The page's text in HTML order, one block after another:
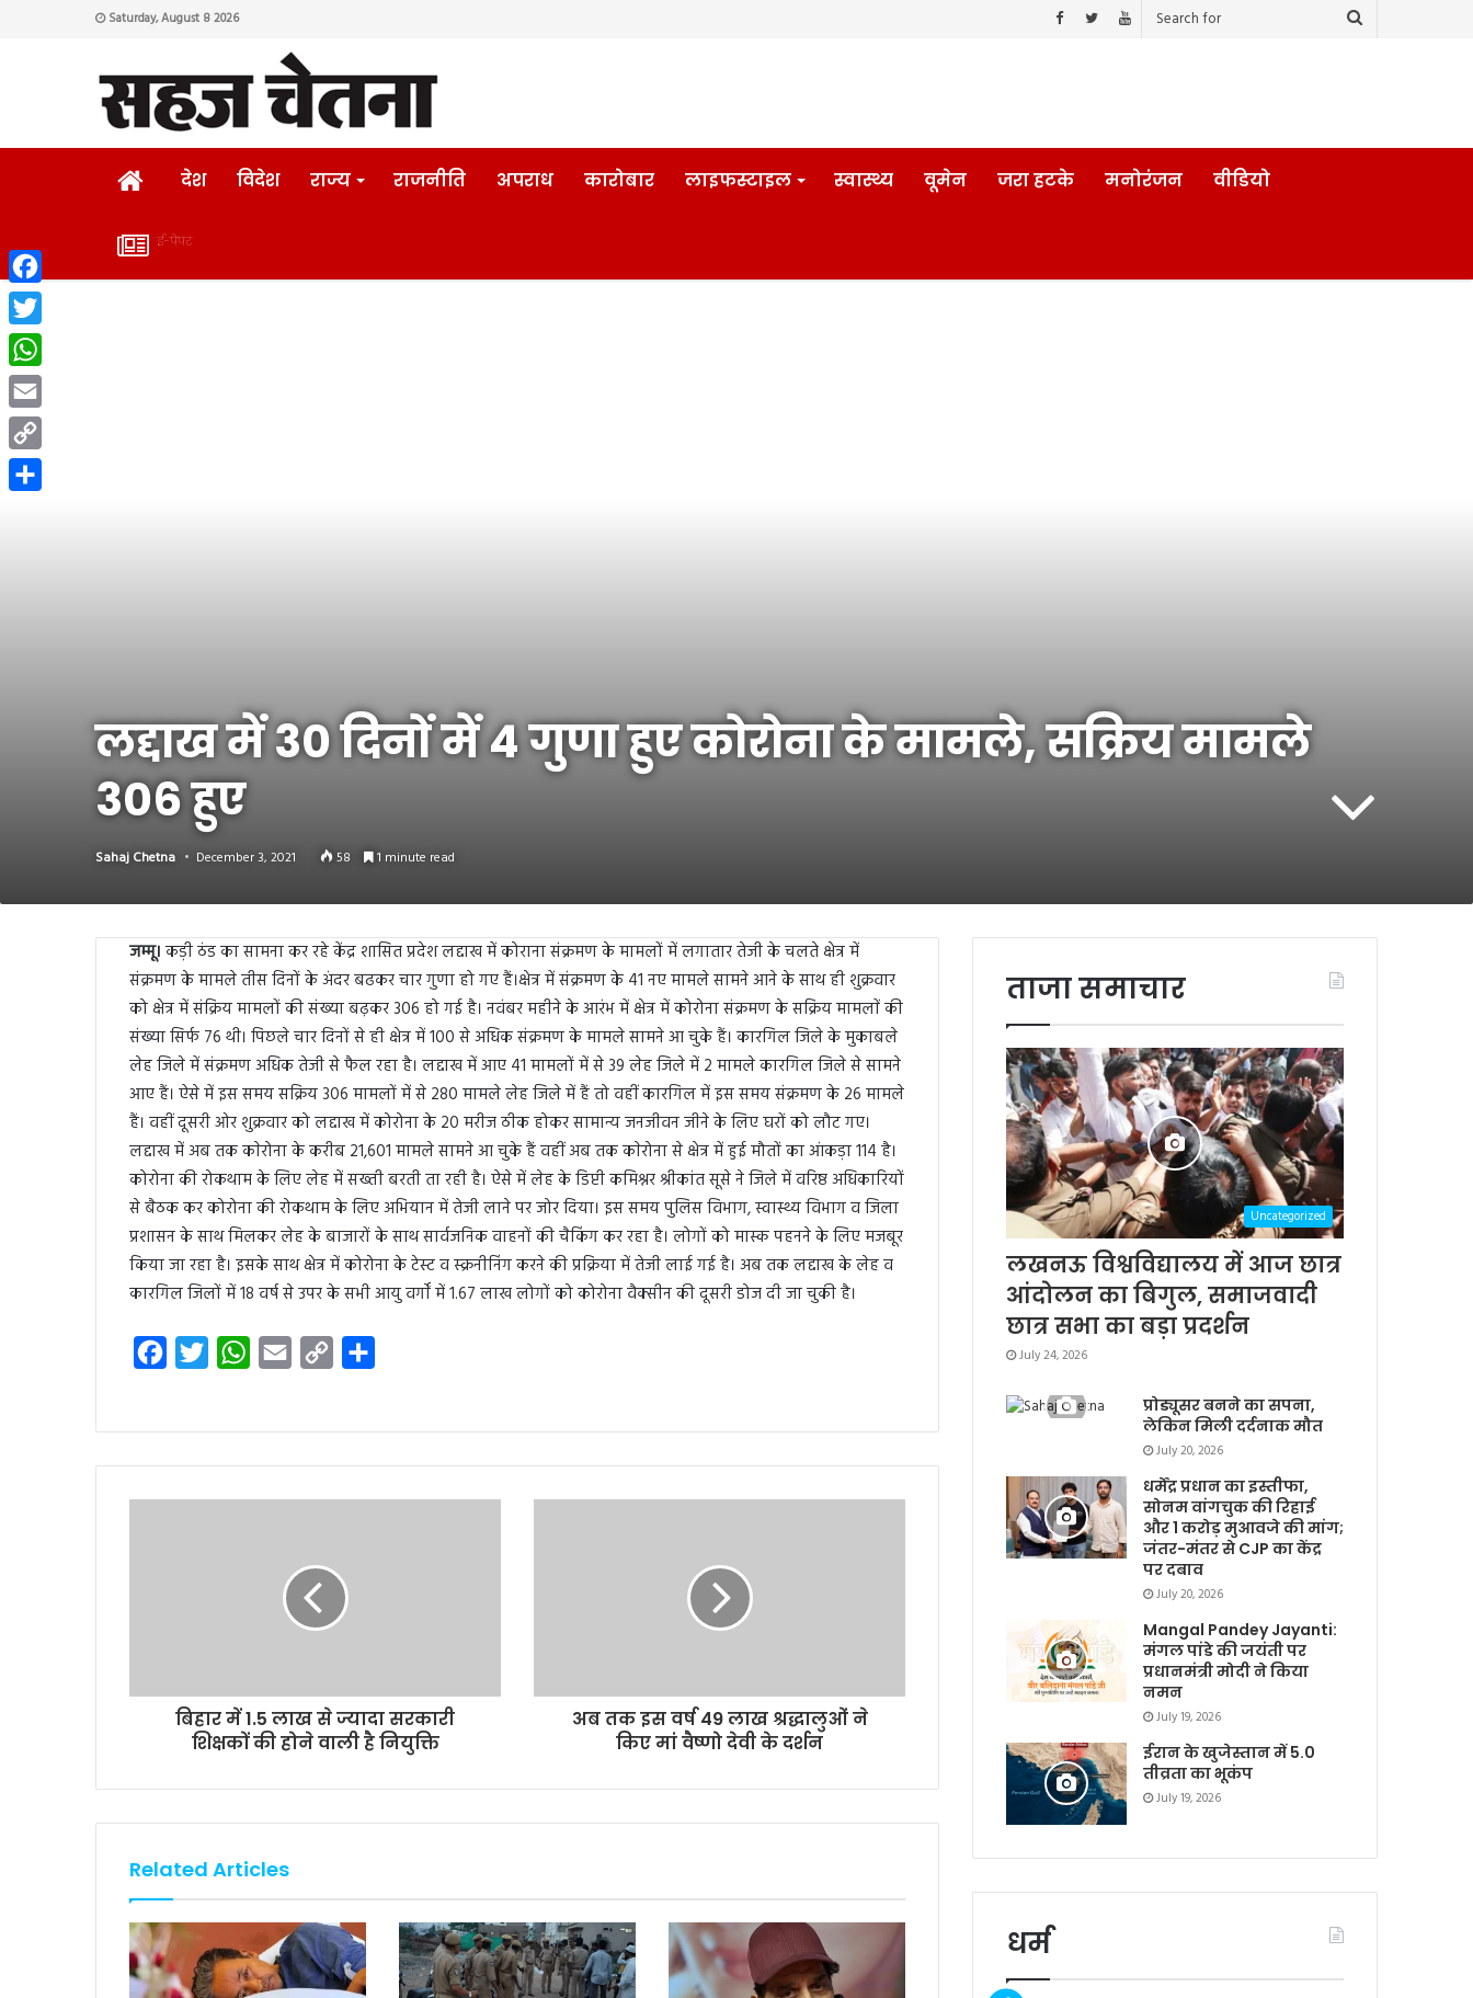
Saturday, August 8 2026
HOMEदेश विदेश राज्य राजनीति अपराध कारोबार लाइफस्टाइल स्वास्थ्य वूमेन जरा हटके मनोरंजन वीडियो
ई-
ई-पेपर
लद्दाख में 30 दिनों में 4 गुणा हुए कोरोना के मामले, सक्रिय मामले
306 हुए
Sahaj Chetna December 3, 2021 58 1 minute read
जम्मू। कड़ी ठंड का सामना कर रहे केंद्र शासित प्रदेश लद्दाख में कोराना संक्रमण के मामलों में लगातार तेजी के चलते क्षेत्र में
संक्रमण के मामले तीस दिनों के अंदर बढकर चार गुणा हो गए हैं।क्षेत्र में संक्रमण के 41 नए मामले सामने आने के साथ ही शुक्रवार
को क्षेत्र में संक्रिय मामलों की संख्या बढ़कर 306 हो गई है। नवंबर महीने के आरंभ में क्षेत्र में कोरोना संक्रमण के सक्रिय मामलाें की
संख्या सिर्फ 76 थी। पिछले चार दिनों से ही क्षेत्र में 100 से अधिक संक्रमण के मामले सामने आ चुके हैं। कारगिल जिले के मुकाबले
लेह जिले में संक्रमण अधिक तेजी से फैल रहा है। लद्दाख में आए 41 मामलों में से 39 लेह जिले में 2 मामले कारगिल जिले से सामने
आए हैं। ऐसे में इस समय सक्रिय 306 मामलों में से 280 मामले लेह जिले में हैं तो वहीं कारगिल में इस समय संक्रमण के 26 मामले
हैं। वहीं दूसरी ओर शुक्रवार को लद्दाख में कोरोना के 20 मरीज ठीक होकर सामान्य जनजीवन जीने के लिए घरों को लौट गए।
लद्दाख में अब तक काेरोना के करीब 21,601 मामले सामने आ चुके हैं वहीं अब तक काेरोना से क्षेत्र में हुई मौतों का आंकड़ा 114 है।
कोरोना की रोकथाम के लिए लेह में सख्ती बरती ता रही है। ऐसे में लेह के डिप्टी कमिश्नर श्रीकांत सूसे ने जिले में वरिष्ठ अधिकारियों
से बैठक कर कोरोना की रोकथाम के लिए अभियान में तेजी लाने पर जोर दिया। इस समय पुलिस विभाग, स्वास्थ्य विभाग व जिला
प्रशासन के साथ मिलकर लेह के बाजारों के साथ सार्वजनिक वाहनों की चैकिंग कर रहा है। लोगों को मास्क पहनने के लिए मजबूर
किया जा रहा है। इसके साथ क्षेत्र में कोरोना के टेस्ट व स्क्रनीनिंग करने की प्रक्रिया में तेजी लाई गई है। अब तक लद्दाख के लेह व
कारगिल जिलों में 18 वर्ष से उपर के सभी आयु वर्गाें में 1.67 लाख लोगों को कोरोना वैक्सीन की दूसरी डोज दी जा चुकी है।
W
k
बिहार में 1.5 लाख से ज्यादा सरकारी
शिक्षकों की होने वाली है नियुक्ति
अब तक इस वर्ष 49 लाख श्रद्धालुओं ने
किए मां वैष्णो देवी के दर्शन
Related Articles
ताजा समाचार
Uncategorized
लखनऊ विश्वविद्यालय में आज छात्र
आंदोलन का बिगुल, समाजवादी
छात्र सभा का बड़ा प्रदर्शन
July 24, 2026
प्रोड्यूसर बनने का सपना,
लेकिन मिली दर्दनाक मौत
July 20, 2026
धर्मेंद्र प्रधान का इस्तीफा,
सोनम वांगचुक की रिहाई
और 1 करोड़ मुआवजे की मांग;
जंतर-मंतर से CJP का केंद्र
पर दबाव
July 20, 2026
Mangal Pandey Jayanti:
मंगल पांडे की जयंती पर
प्रधानमंत्री मोदी ने किया
नमन
July 19, 2026
ईरान के खुजेस्तान में 5.0
तीव्रता का भूकंप
July 19, 2026
धर्म
Facebook
Twitter
WhatsApp
Email
Copy
Link